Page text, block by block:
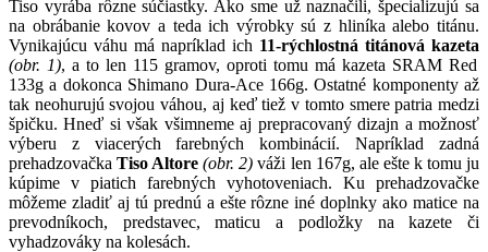
Tiso vyrába rôzne súčiastky. Ako sme už naznačili, špecializujú sa
na obrábanie kovov a teda ich výrobky sú z hliníka alebo titánu.
Vynikajúcu váhu má napríklad ich 11-rýchlostná titánová kazeta
(obr. 1), a to len 115 gramov, oproti tomu má kazeta SRAM Red
133g a dokonca Shimano Dura-Ace 166g. Ostatné komponenty až
tak neohurujú svojou váhou, aj keď tiež v tomto smere patria medzi
špičku. Hneď si však všimneme aj prepracovaný dizajn a možnosť
výberu z viacerých farebných kombinácií. Napríklad zadná
prehadzovačkaTiso Altore (obr. 2) váži len 167g, ale ešte k tomu ju
kúpime v piatich farebných vyhotoveniach. Ku prehadzovačke
môžeme zladiť aj tú prednú a ešte rôzne iné doplnky ako matice na
prevodníkoch, predstavec, maticu a podložky na kazete či
vyhadzováky na kolesách.